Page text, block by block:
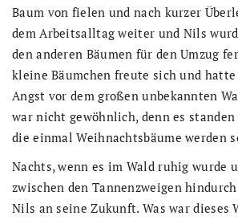
Baum von fielen und nach kurzer
dem Arbeitsalltag weiter und Nils
den anderen Bäumen für den Umzug
kleine Bäumchen freute sich und
Angst vor dem großen unbekannten
war nicht gewöhnlich, denn es
die einmal Weihnachtsbäume werden
Nachts, wenn es im Wald ruhig wurde
zwischen den Tannenzweigen
Nils an seine Zukunft. Was war dieses